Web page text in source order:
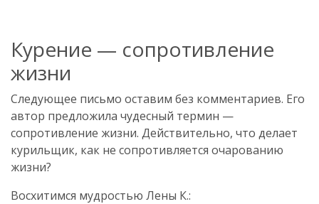
Курение — сопротивление
жизни
Следующее письмо оставим без комментариев. Его
автор предложила чудесный термин —
сопротивление жизни. Действительно, что делает
курильщик, как не сопротивляется очарованию
жизни?
Восхитимся мудростью Лены К.: